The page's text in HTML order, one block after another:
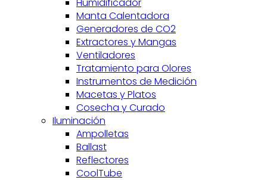
Humidificador
Manta Calentadora
Generadores de CO2
Extractores y Mangas
Ventiladores
Tratamiento para Olores
Instrumentos de Medición
Macetas y Platos
Cosecha y Curado
Iluminación
Ampolletas
Ballast
Reflectores
CoolTube